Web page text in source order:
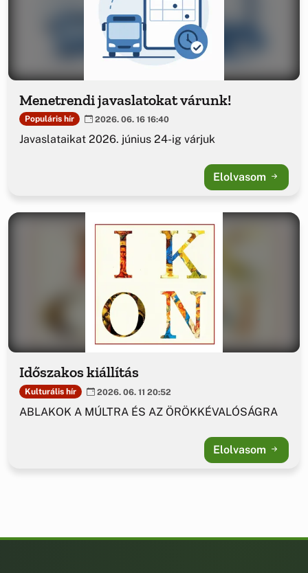
Menetrendi javaslatokat várunk!
Populáris hír 2026. 06. 16 16:40
Javaslataikat 2026. június 24-ig várjuk
Elolvasom
Időszakos kiállítás
Kulturális hír 2026. 06. 11 20:52
ABLAKOK A MÚLTRA ÉS AZ ÖRÖKKÉVALÓSÁGRA
Elolvasom